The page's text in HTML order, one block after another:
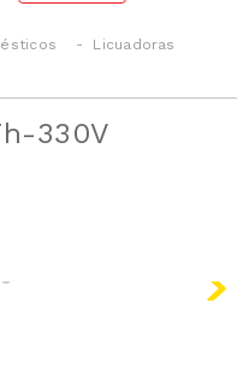
Licuadoras
330V